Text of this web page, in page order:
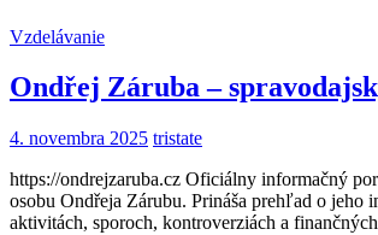
Vzdelávanie
Ondřej Záruba –
4. novembra 2025 tristate
https://ondrejzaruba.cz Oficiálny informačný
osobu Ondřeja Zárubu. Prináša prehľad o jeho
aktivitách, sporoch, kontroverziách a